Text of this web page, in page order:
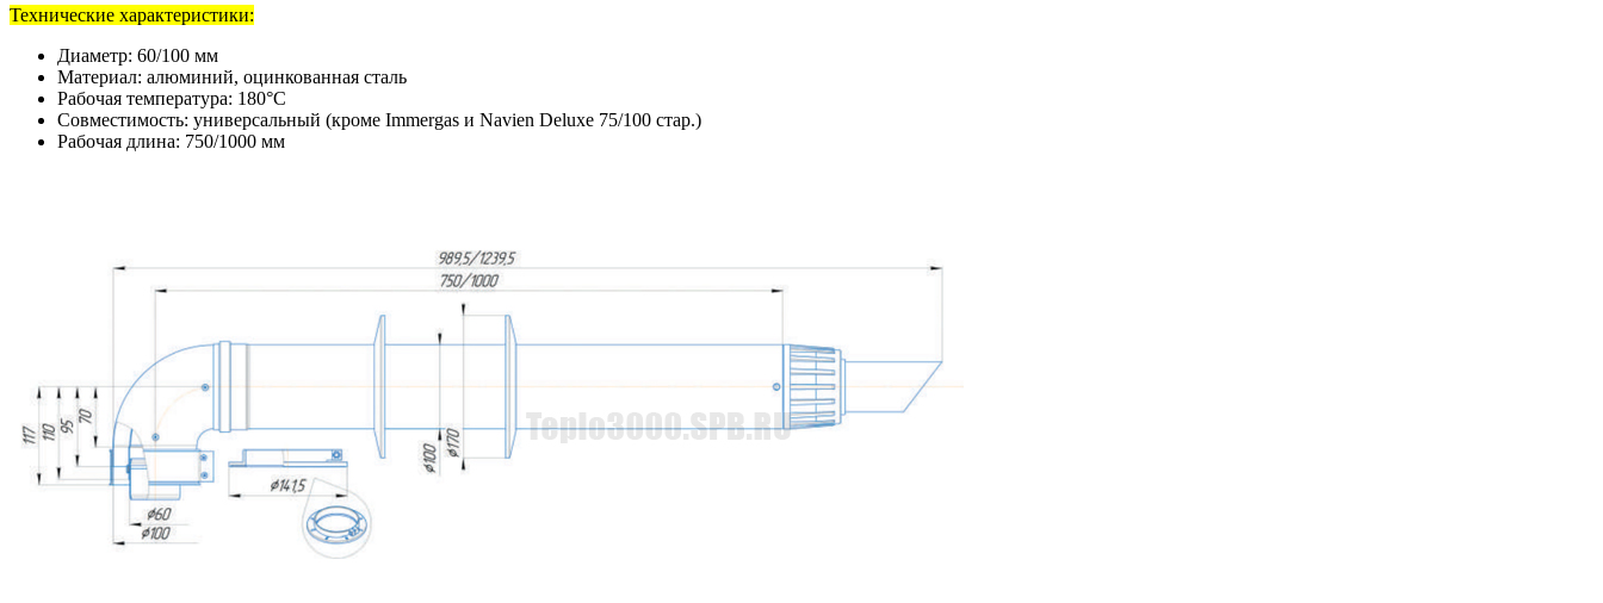
Технические характеристики:
Диаметр: 60/100 мм
Материал: алюминий, оцинкованная сталь
Рабочая температура: 180°C
Совместимость: универсальный (кроме Immergas и Navien Deluxe 75/100 стар.)
Рабочая длина: 750/1000 мм